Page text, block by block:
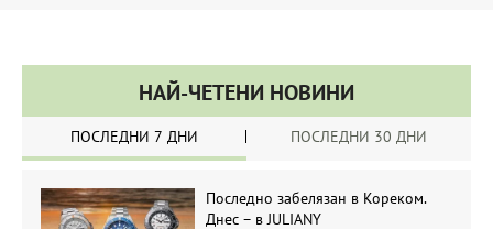
НАЙ-ЧЕТЕНИ НОВИНИ
ПОСЛЕДНИ 7 ДНИ ПОСЛЕДНИ 30 ДНИ
Последно забелязан в Кореком.
Днес – в JULIANY